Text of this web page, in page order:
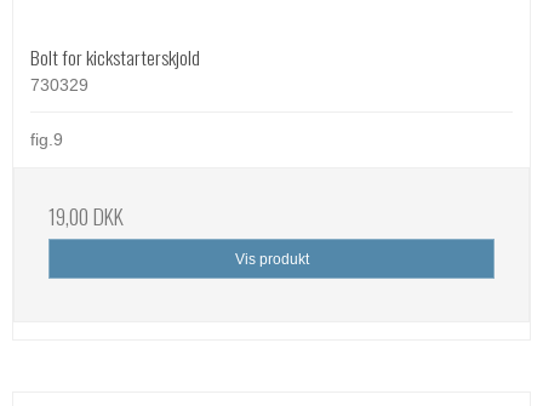
Bolt for kickstarterskjold
730329
fig.9
19,00 DKK
Vis produkt